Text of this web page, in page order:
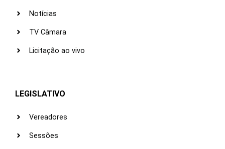
Notícias
TV Câmara
Licitação ao vivo
LEGISLATIVO
Vereadores
Sessões